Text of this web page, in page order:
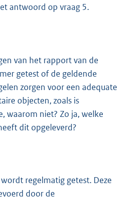
antwoord op vraag 5.
van het rapport van de
getest of de geldende
zorgen voor een adequate
objecten, zoals is
waarom niet? Zo ja, welke
dit opgeleverd?
regelmatig getest. Deze
door de